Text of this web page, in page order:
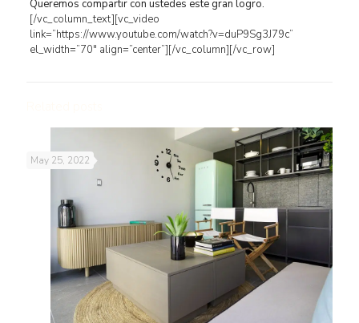
Queremos compartir con ustedes este gran logro.
[/vc_column_text][vc_video
link=”https://www.youtube.com/watch?v=duP9Sg3J79c”
el_width=”70″ align=”center”][/vc_column][/vc_row]
May 25, 2022